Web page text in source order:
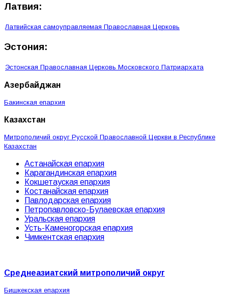
Латвия:
Латвийская самоуправляемая Православная Церковь
Эстония:
Эстонская Православная Церковь Московского Патриархата
Азербайджан
Бакинская епархия
Казахстан
Митрополичий округ Русской Православной Церкви в Республике
Казахстан
Астанайская епархия
Карагандинская епархия
Кокшетауская епархия
Костанайская епархия
Павлодарская епархия
Петропавловско-Булаевская епархия
Уральская епархия
Усть-Каменогорская епархия
Чимкентская епархия
Среднеазиатский митрополичий округ
Бишкекская епархия